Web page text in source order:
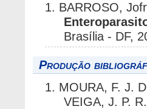
1. BARROSO,
Brasília - DF,
Produção
1. MOURA, F. J.
VEIGA, J. P.